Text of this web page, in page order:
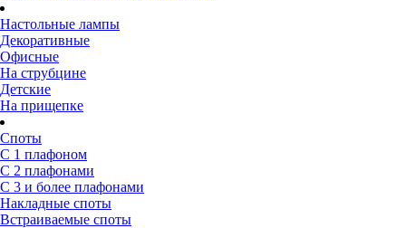
Настольные лампы
Декоративные
Офисные
На струбцине
Детские
На прищепке
Споты
С 1 плафоном
С 2 плафонами
С 3 и более плафонами
Накладные споты
Встраиваемые споты